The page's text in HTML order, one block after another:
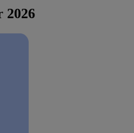
2026